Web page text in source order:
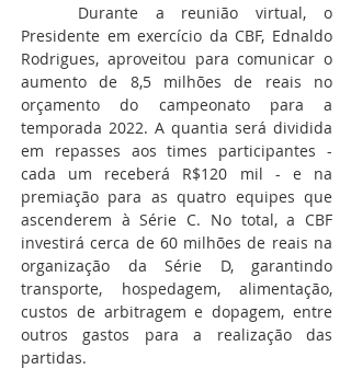
Durante a reunião virtual, o
Presidente em exercício da CBF, Ednaldo
Rodrigues, aproveitou para comunicar o
aumento de 8,5 milhões de reais no
orçamento do campeonato para a
temporada 2022. A quantia será dividida
em repasses aos times participantes -
cada um receberá R$120 mil - e na
premiação para as quatro equipes que
ascenderem à Série C. No total, a CBF
investirá cerca de 60 milhões de reais na
organização da Série D, garantindo
transporte, hospedagem, alimentação,
custos de arbitragem e dopagem, entre
outros gastos para a realização das
partidas.